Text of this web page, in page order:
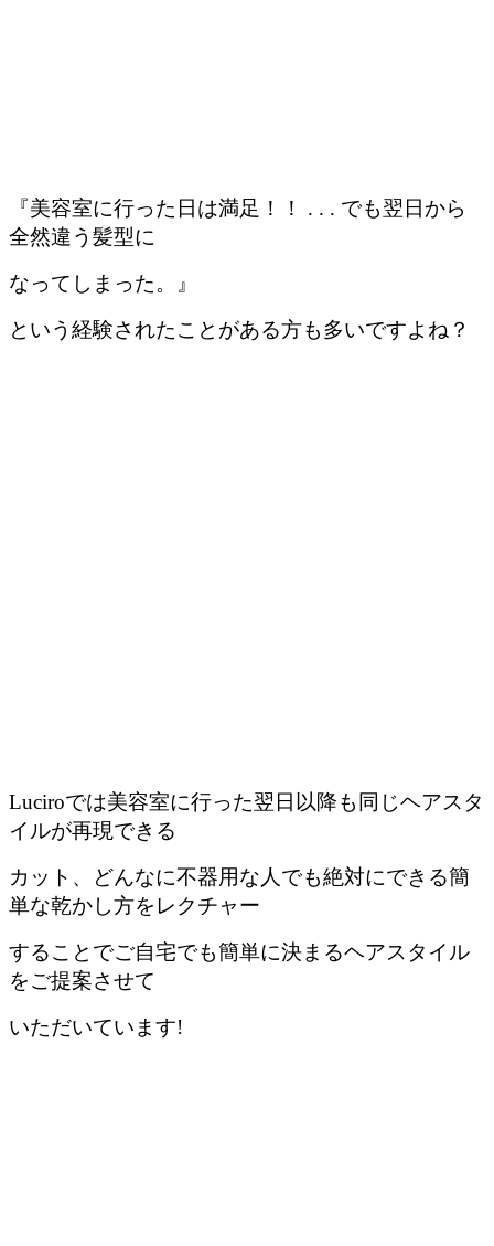
『美容室に行った日は満足！！ . . . でも翌日から
全然違う髪型に
なってしまった。』
という経験されたことがある方も多いですよね？
Luciroでは美容室に行った翌日以降も同じヘアスタ
イルが再現できる
カット、どんなに不器用な人でも絶対にできる簡
単な乾かし方をレクチャー
することでご自宅でも簡単に決まるヘアスタイル
をご提案させて
いただいています!